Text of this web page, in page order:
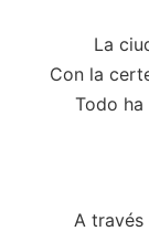
La
Con la
Todo
A